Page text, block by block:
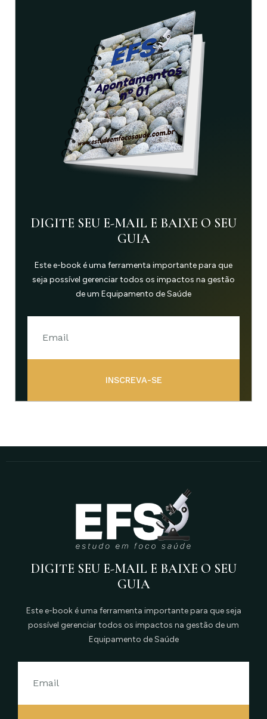
DIGITE SEU E-MAIL E BAIXE O SEU
GUIA
Este e-book é uma ferramenta importante para que
seja possível gerenciar todos os impactos na gestão
de um Equipamento de Saúde
INSCREVA-SE
DIGITE SEU E-MAIL E BAIXE O SEU
GUIA
Este e-book é uma ferramenta importante para que seja
possível gerenciar todos os impactos na gestão de um
Equipamento de Saúde